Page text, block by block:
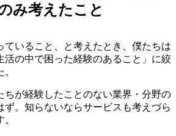
み考えたこと
ていること、と考えたとき、僕たちは
活の中で困った経験のあること」に絞
ちが経験したことのない業界・分野の
ず。知らないならサービスも考えづら